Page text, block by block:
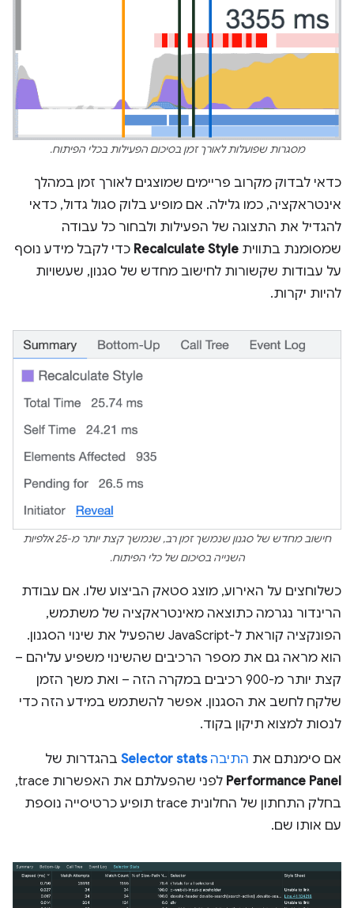
מסגרות שפועלות לאורך זמן בסיכום הפעילות בכלי הפיתוח.
כדאי לבדוק מקרוב פריימים שמוצגים לאורך זמן במהלך
אינטראקציה, כמו גלילה. אם מופיע בלוק סגול גדול, כדאי
להגדיל את התצוגה של הפעילות ולבחור כל עבודה
שמסומנת בתווית Recalculate Style כדי לקבל מידע נוסף
על עבודות שקשורות לחישוב מחדש של סגנון, שעשויות
להיות יקרות.
חישוב מחדש של סגנון שנמשך זמן רב, שנמשך קצת יותר מ-25 אלפיות
השנייה בסיכום של כלי הפיתוח.
כשלוחצים על האירוע, מוצג סטאק הביצוע שלו. אם עבודת
הרינדור נגרמה כתוצאה מאינטראקציה של משתמש,
הפונקציה קוראת ל-JavaScript שהפעיל את שינוי הסגנון.
הוא מראה גם את מספר הרכיבים שהשינוי משפיע עליהם –
קצת יותר מ-900 רכיבים במקרה הזה – ואת משך הזמן
שלקח לחשב את הסגנון. אפשר להשתמש במידע הזה כדי
לנסות למצוא תיקון בקוד.
אם סימנתם את התיבהSelector stats בהגדרות של
Performance Panel
לפני שהפעלתם את האפשרות trace,
בחלק התחתון של החלונית trace תופיע כרטיסייה נוספת
עם אותו שם.